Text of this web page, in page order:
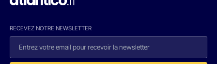
RECEVEZ NOTRE NEWSLETTER